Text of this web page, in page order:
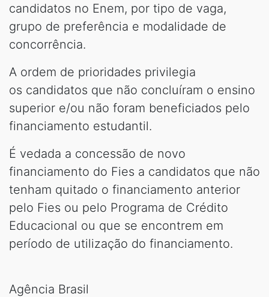
candidatos no Enem, por tipo de vaga,
grupo de preferência e modalidade de
concorrência.
A ordem de prioridades privilegia
os candidatos que não concluíram o ensino
superior e/ou não foram beneficiados pelo
financiamento estudantil.
É vedada a concessão de novo
financiamento do Fies a candidatos que não
tenham quitado o financiamento anterior
pelo Fies ou pelo Programa de Crédito
Educacional ou que se encontrem em
período de utilização do financiamento.
Agência Brasil